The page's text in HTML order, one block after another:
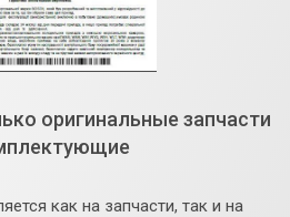
оригинальные запчасти
как на запчасти, так и на